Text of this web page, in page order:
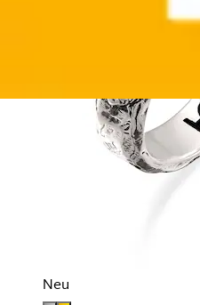
Neu